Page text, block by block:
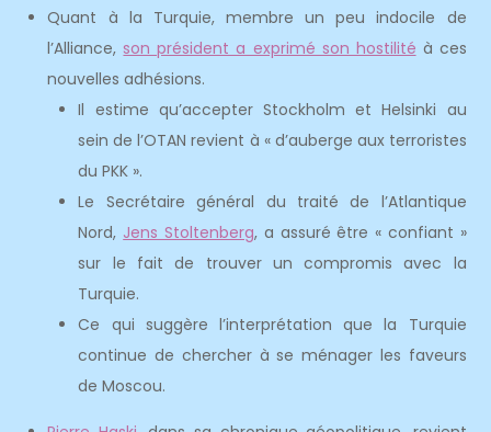
Quant à la Turquie, membre un peu indocile de
l’Alliance, son président a exprimé son hostilité à ces
nouvelles adhésions.
Il estime qu’accepter Stockholm et Helsinki au
sein de l’OTAN revient à « d’auberge aux terroristes
du PKK ».
Le Secrétaire général du traité de l’Atlantique
Nord, Jens Stoltenberg, a assuré être « confiant »
sur le fait de trouver un compromis avec la
Turquie.
Ce qui suggère l’interprétation que la Turquie
continue de chercher à se ménager les faveurs
de Moscou.